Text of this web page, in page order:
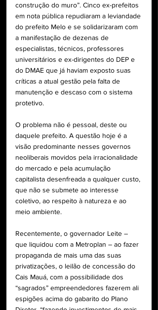
construção do muro”. Cinco ex-prefeitos
em nota pública repudiaram a leviandade
do prefeito Melo e se solidarizaram com
a manifestação de dezenas de
especialistas, técnicos, professores
universitários e ex-dirigentes do DEP e
do DMAE que já haviam exposto suas
críticas a atual gestão pela falta de
manutenção e descaso com o sistema
protetivo.
O problema não é pessoal, deste ou
daquele prefeito. A questão hoje é a
visão predominante nesses governos
neoliberais movidos pela irracionalidade
do mercado e pela acumulação
capitalista desenfreada a qualquer custo,
que não se submete ao interesse
coletivo, ao respeito à natureza e ao
meio ambiente.
Recentemente, o governador Leite –
que liquidou com a Metroplan – ao fazer
propaganda de mais uma das suas
privatizações, o leilão de concessão do
Cais Mauá, com a possibilidade dos
“sagrados” empreendedores fazerem ali
espigões acima do gabarito do Plano